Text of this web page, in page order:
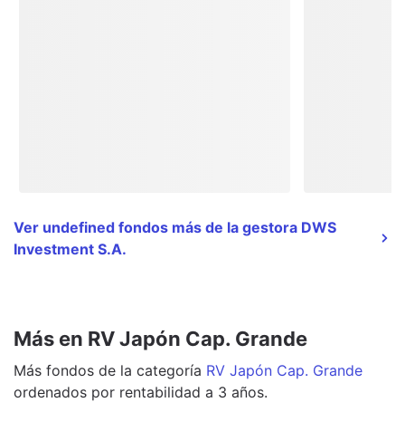
Ver undefined fondos más de la gestora DWS
Investment S.A.
Más en RV Japón Cap. Grande
Más fondos de la categoría RV Japón Cap. Grande
ordenados por rentabilidad a 3 años.